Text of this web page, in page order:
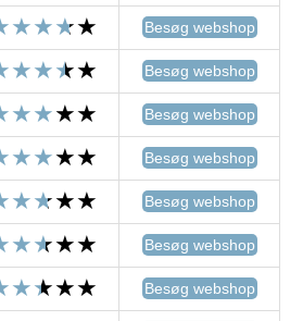
Besøg webshop
Besøg webshop
Besøg webshop
Besøg webshop
Besøg webshop
Besøg webshop
Besøg webshop